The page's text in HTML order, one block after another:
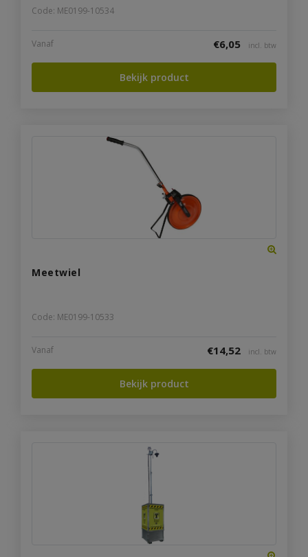
Code: ME0199-10534
Vanaf €6,05 incl. btw
Bekijk product
Meetwiel
Code: ME0199-10533
Vanaf €14,52 incl. btw
Bekijk product